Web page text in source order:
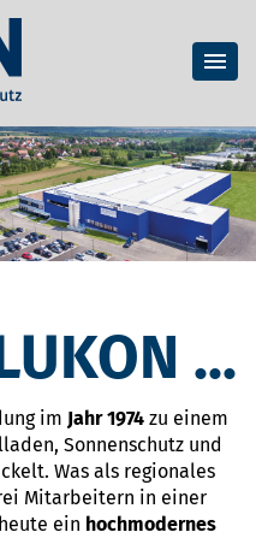
...
im Jahr 1974 zu einem
Sonnenschutz und
Was als regionales
Mitarbeitern in einer
ein hochmodernes